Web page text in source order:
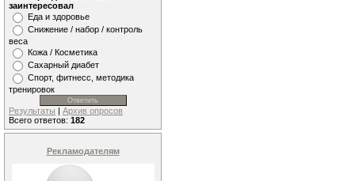
заинтересовал
Еда и здоровье
Снижение / набор / контроль
веса
Кожа / Косметика
Сахарный диабет
Спорт, фитнесс, методика
тренировок
Результаты | Архив опросов
Всего ответов: 182
Рекламодателям